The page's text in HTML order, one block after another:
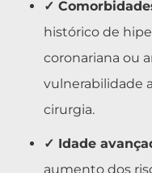
✓
histórico de
coronariana ou
vulnerabilidade
cirurgia.
✓ Idade
aumento dos